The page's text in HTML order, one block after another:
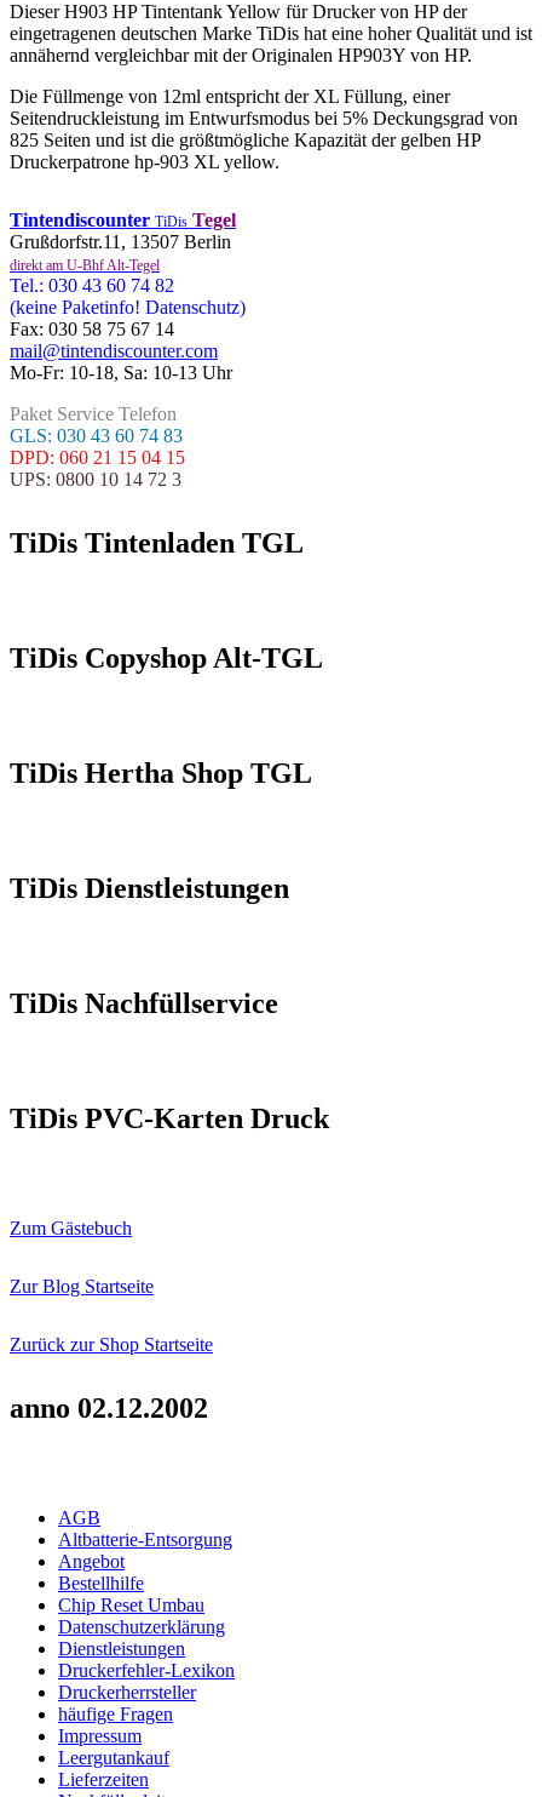
Dieser H903 HP Tintentank Yellow für Drucker von HP der
eingetragenen deutschen Marke TiDis hat eine hoher Qualität und ist
annähernd vergleichbar mit der Originalen HP903Y von HP.
Die Füllmenge von 12ml entspricht der XL Füllung, einer
Seitendruckleistung im Entwurfsmodus bei 5% Deckungsgrad von
825 Seiten und ist die größtmögliche Kapazität der gelben HP
Druckerpatrone hp-903 XL yellow.
Tintendiscounter TiDis Tegel
Grußdorfstr.11, 13507 Berlin
direkt am U-Bhf Alt-Tegel
Tel.: 030 43 60 74 82
(keine Paketinfo! Datenschutz)
Fax: 030 58 75 67 14
mail@tintendiscounter.com
Mo-Fr: 10-18, Sa: 10-13 Uhr
Paket Service Telefon
GLS: 030 43 60 74 83
DPD: 060 21 15 04 15
UPS: 0800 10 14 72 3
TiDis Tintenladen TGL
TiDis Copyshop Alt-TGL
TiDis Hertha Shop TGL
TiDis Dienstleistungen
TiDis Nachfüllservice
TiDis PVC-Karten Druck
Zum Gästebuch
Zur Blog Startseite
Zurück zur Shop Startseite
anno 02.12.2002
AGB
Altbatterie-Entsorgung
Angebot
Bestellhilfe
Chip Reset Umbau
Datenschutzerklärung
Dienstleistungen
Druckerfehler-Lexikon
Druckerherrsteller
häufige Fragen
Impressum
Leergutankauf
Lieferzeiten